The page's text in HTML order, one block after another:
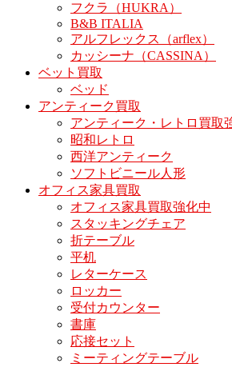
フクラ（HUKRA）
B&B ITALIA
アルフレックス（arflex）
カッシーナ（CASSINA）
ベット買取
ベッド
アンティーク買取
アンティーク・レトロ買取
昭和レトロ
西洋アンティーク
ソフトビニール人形
オフィス家具買取
オフィス家具買取強化中
スタッキングチェア
折テーブル
平机
レターケース
ロッカー
受付カウンター
書庫
応接セット
ミーティングテーブル